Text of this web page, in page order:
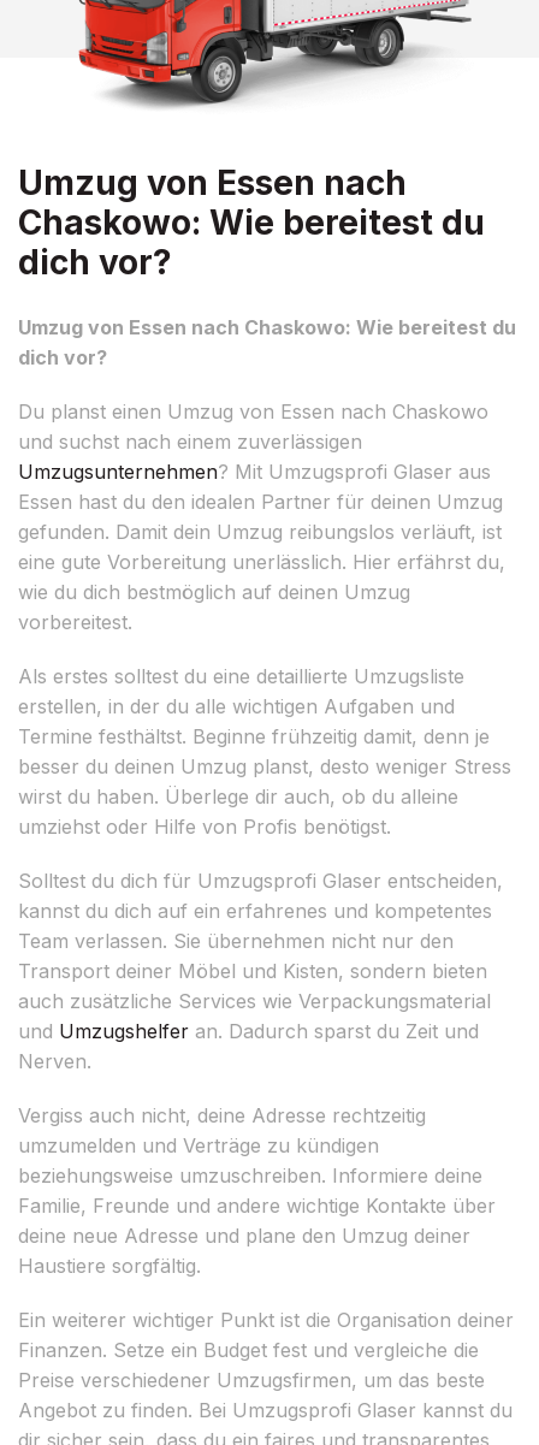
Umzug von Essen nach
Chaskowo: Wie bereitest du
dich vor?
Umzug von Essen nach Chaskowo: Wie bereitest du
dich vor?
Du planst einen Umzug von Essen nach Chaskowo
und suchst nach einem zuverlässigen
Umzugsunternehmen? Mit Umzugsprofi Glaser aus
Essen hast du den idealen Partner für deinen Umzug
gefunden. Damit dein Umzug reibungslos verläuft, ist
eine gute Vorbereitung unerlässlich. Hier erfährst du,
wie du dich bestmöglich auf deinen Umzug
vorbereitest.
Als erstes solltest du eine detaillierte Umzugsliste
erstellen, in der du alle wichtigen Aufgaben und
Termine festhältst. Beginne frühzeitig damit, denn je
besser du deinen Umzug planst, desto weniger Stress
wirst du haben. Überlege dir auch, ob du alleine
umziehst oder Hilfe von Profis benötigst.
Solltest du dich für Umzugsprofi Glaser entscheiden,
kannst du dich auf ein erfahrenes und kompetentes
Team verlassen. Sie übernehmen nicht nur den
Transport deiner Möbel und Kisten, sondern bieten
auch zusätzliche Services wie Verpackungsmaterial
und Umzugshelfer an. Dadurch sparst du Zeit und
Nerven.
Vergiss auch nicht, deine Adresse rechtzeitig
umzumelden und Verträge zu kündigen
beziehungsweise umzuschreiben. Informiere deine
Familie, Freunde und andere wichtige Kontakte über
deine neue Adresse und plane den Umzug deiner
Haustiere sorgfältig.
Ein weiterer wichtiger Punkt ist die Organisation deiner
Finanzen. Setze ein Budget fest und vergleiche die
Preise verschiedener Umzugsfirmen, um das beste
Angebot zu finden. Bei Umzugsprofi Glaser kannst du
dir sicher sein, dass du ein faires und transparentes